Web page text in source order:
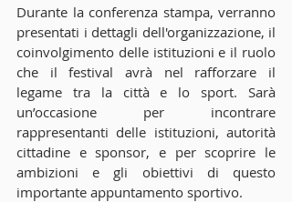
Durante la conferenza stampa, verranno
presentati i dettagli dell'organizzazione, il
coinvolgimento delle istituzioni e il ruolo
che il festival avrà nel rafforzare il
legame tra la città e lo sport. Sarà
un’occasione per incontrare
rappresentanti delle istituzioni, autorità
cittadine e sponsor, e per scoprire le
ambizioni e gli obiettivi di questo
importante appuntamento sportivo.